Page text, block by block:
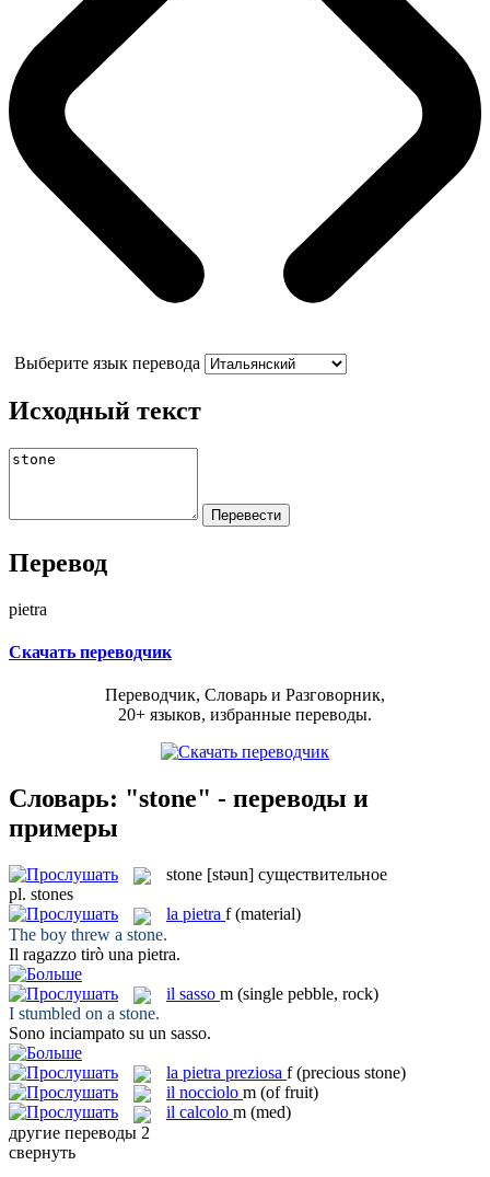
Выберите язык перевода
Исходный текст
Перевод
pietra
Скачать переводчик
Переводчик, Словарь и Разговорник,
20+ языков, избранные переводы.
Словарь: "stone" - переводы и
примеры
stone [stəun] существительное
pl. stones
la pietra f (material)
The boy threw a stone.
Il ragazzo tirò una pietra.
il sasso m (single pebble, rock)
I stumbled on a stone.
Sono inciampato su un sasso.
la pietra preziosa f (precious stone)
il nocciolo m (of fruit)
il calcolo m (med)
другие переводы 2
свернуть